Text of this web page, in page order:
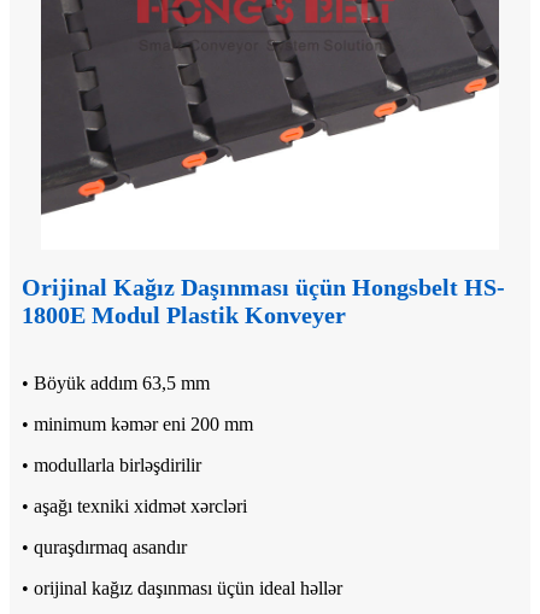
Orijinal Kağız Daşınması üçün Hongsbelt HS-
1800E Modul Plastik Konveyer
• Böyük addım 63,5 mm
• minimum kəmər eni 200 mm
• modullarla birləşdirilir
• aşağı texniki xidmət xərcləri
• quraşdırmaq asandır
• orijinal kağız daşınması üçün ideal həllər